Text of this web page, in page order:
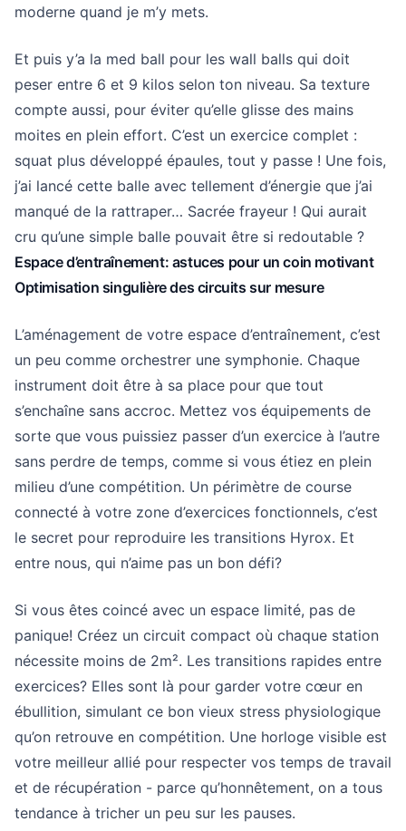
moderne quand je m’y mets.
Et puis y’a la med ball pour les wall balls qui doit
peser entre 6 et 9 kilos selon ton niveau. Sa texture
compte aussi, pour éviter qu’elle glisse des mains
moites en plein effort. C’est un exercice complet :
squat plus développé épaules, tout y passe ! Une fois,
j’ai lancé cette balle avec tellement d’énergie que j’ai
manqué de la rattraper… Sacrée frayeur ! Qui aurait
cru qu’une simple balle pouvait être si redoutable ?
Espace d’entraînement: astuces pour un coin motivant
Optimisation singulière des circuits sur mesure
L’aménagement de votre espace d’entraînement, c’est
un peu comme orchestrer une symphonie. Chaque
instrument doit être à sa place pour que tout
s’enchaîne sans accroc. Mettez vos équipements de
sorte que vous puissiez passer d’un exercice à l’autre
sans perdre de temps, comme si vous étiez en plein
milieu d’une compétition. Un périmètre de course
connecté à votre zone d’exercices fonctionnels, c’est
le secret pour reproduire les transitions Hyrox. Et
entre nous, qui n’aime pas un bon défi?
Si vous êtes coincé avec un espace limité, pas de
panique! Créez un circuit compact où chaque station
nécessite moins de 2m². Les transitions rapides entre
exercices? Elles sont là pour garder votre cœur en
ébullition, simulant ce bon vieux stress physiologique
qu’on retrouve en compétition. Une horloge visible est
votre meilleur allié pour respecter vos temps de travail
et de récupération - parce qu’honnêtement, on a tous
tendance à tricher un peu sur les pauses.